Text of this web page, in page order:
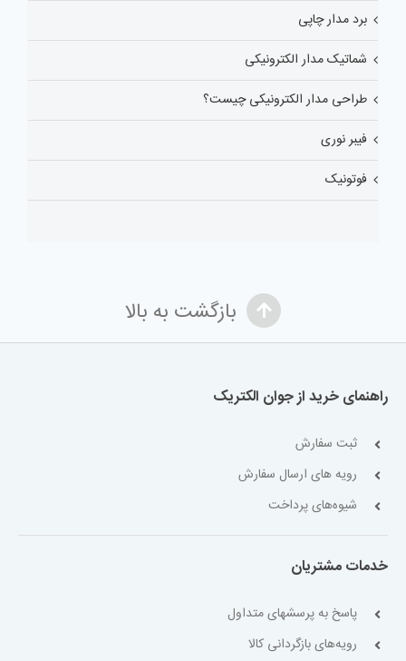
برد مدار چاپی
شماتیک مدار الکترونیکی
طراحی مدار الکترونیکی چیست؟
فیبر نوری
فوتونیک
بازگشت به بالا
راهنمای خرید از جوان الکتریک
ثبت سفارش
رویه های ارسال سفارش
شیوه‌های پرداخت
خدمات مشتریان
پاسخ به پرسشهای متداول
رویه‌های بازگردانی کالا